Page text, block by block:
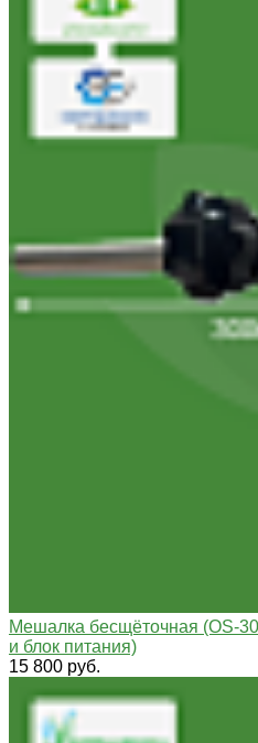
Мешалка бесщёточная (OS-
и блок питания)
15 800 руб.